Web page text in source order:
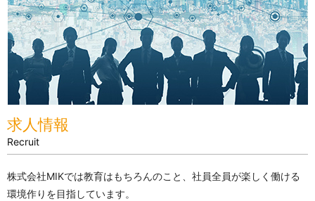
求人情報
Recruit
株式会社MIKでは教育はもちろんのこと、社員全員が楽しく働ける
環境作りを目指しています。